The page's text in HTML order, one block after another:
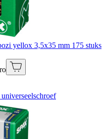
yellox 3,5x35 mm 175 stuks